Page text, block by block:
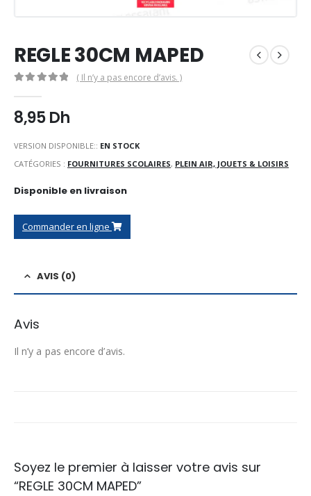
REGLE 30CM MAPED
( Il n’y a pas encore d’avis. )
8,95Dh
VERSION DISPONIBLE:: EN STOCK
CATÉGORIES : FOURNITURES SCOLAIRES, PLEIN AIR, JOUETS & LOISIRS
Disponible en livraison
Commander en ligne
AVIS (0)
Avis
Il n’y a pas encore d’avis.
Soyez le premier à laisser votre avis sur
“REGLE 30CM MAPED”